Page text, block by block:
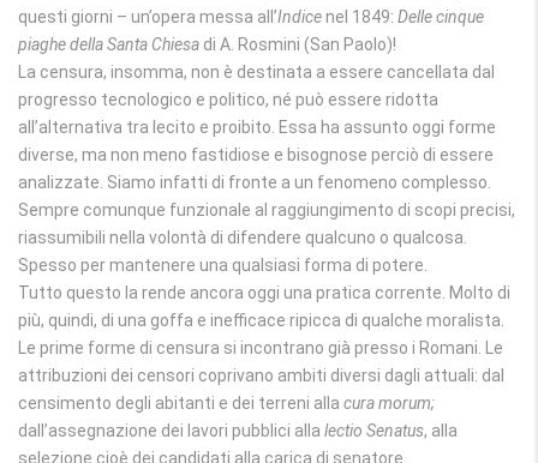
questi giorni – un’opera messa all’Indicenel 1849: Delle cinque
piaghe della Santa Chiesa di A. Rosmini (San Paolo)!
La censura, insomma, non è destinata a essere cancellata dal
progresso tecnologico e politico, né può essere ridotta
all’alternativa tra lecito e proibito. Essa ha assunto oggi forme
diverse, ma non meno fastidiose e bisognose perciò di essere
analizzate. Siamo infatti di fronte a un fenomeno complesso.
Sempre comunque funzionale al raggiungimento di scopi precisi,
riassumibili nella volontà di difendere qualcuno o qualcosa.
Spesso per mantenere una qualsiasi forma di potere.
Tutto questo la rende ancora oggi una pratica corrente. Molto di
più, quindi, di una goffa e inefficace ripicca di qualche moralista.
Le prime forme di censura si incontrano già presso i Romani. Le
attribuzioni dei censori coprivano ambiti diversi dagli attuali: dal
censimento degli abitanti e dei terreni alla cura morum;
dall’assegnazione dei lavori pubblici alla lectio Senatus, alla
selezione cioè dei candidati alla carica di senatore.